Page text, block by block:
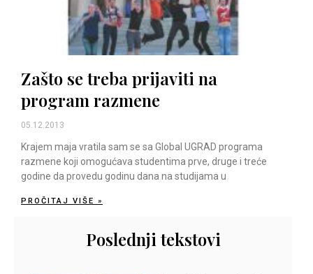
Zašto se treba prijaviti na
program razmene
05.12.2013
Krajem maja vratila sam se sa Global UGRAD programa
razmene koji omogućava studentima prve, druge i treće
godine da provedu godinu dana na studijama u
PROČITAJ VIŠE »
Poslednji tekstovi